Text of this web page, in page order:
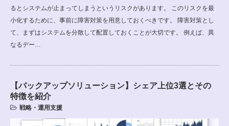
るとシステムが止まってしまうというリスクがあります。 このリスクを最
小化するために、事前に障害対策を用意しておくべきです。 障害対策とし
て、まずはシステムを分散して配置しておくことが大切です。 例えば、異
なるデー…
【バックアップソリューション】シェア上位3選とその
特徴を紹介
戦略・運用支援